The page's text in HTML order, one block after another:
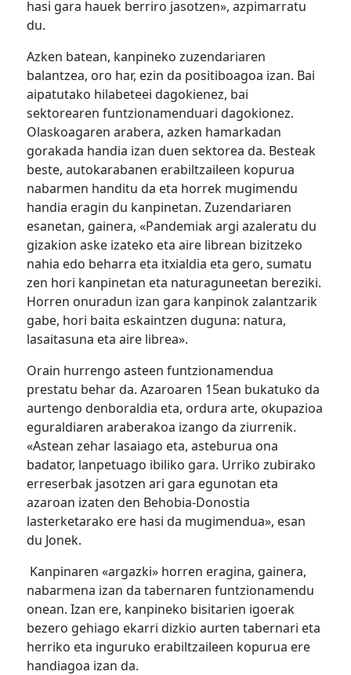
hasi gara hauek berriro jasotzen», azpimarratu
du.
Azken batean, kanpineko zuzendariaren
balantzea, oro har, ezin da positiboagoa izan. Bai
aipatutako hilabeteei dagokienez, bai
sektorearen funtzionamenduari dagokionez.
Olaskoagaren arabera, azken hamarkadan
gorakada handia izan duen sektorea da. Besteak
beste, autokarabanen erabiltzaileen kopurua
nabarmen handitu da eta horrek mugimendu
handia eragin du kanpinetan. Zuzendariaren
esanetan, gainera, «Pandemiak argi azaleratu du
gizakion aske izateko eta aire librean bizitzeko
nahia edo beharra eta itxialdia eta gero, sumatu
zen hori kanpinetan eta naturaguneetan bereziki.
Horren onuradun izan gara kanpinok zalantzarik
gabe, hori baita eskaintzen duguna: natura,
lasaitasuna eta aire librea».
Orain hurrengo asteen funtzionamendua
prestatu behar da. Azaroaren 15ean bukatuko da
aurtengo denboraldia eta, ordura arte, okupazioa
eguraldiaren araberakoa izango da ziurrenik.
«Astean zehar lasaiago eta, asteburua ona
badator, lanpetuago ibiliko gara. Urriko zubirako
erreserbak jasotzen ari gara egunotan eta
azaroan izaten den Behobia-Donostia
lasterketarako ere hasi da mugimendua», esan
du Jonek.
Kanpinaren «argazki» horren eragina, gainera,
nabarmena izan da tabernaren funtzionamendu
onean. Izan ere, kanpineko bisitarien igoerak
bezero gehiago ekarri dizkio aurten tabernari eta
herriko eta inguruko erabiltzaileen kopurua ere
handiagoa izan da.